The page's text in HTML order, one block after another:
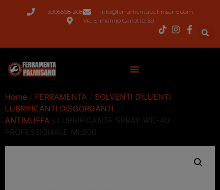
+39065681208
info@ferramentapalmisano.com
Via Ermanno Carlotto, 59
Home / FERRAMENTA / SOLVENTI DILUENTI
LUBRIFICANTI DISGORGANTI
ANTIMUFFA / LUBRIFICANTE SPRAY WD-40
PROFESSIONALE ML500